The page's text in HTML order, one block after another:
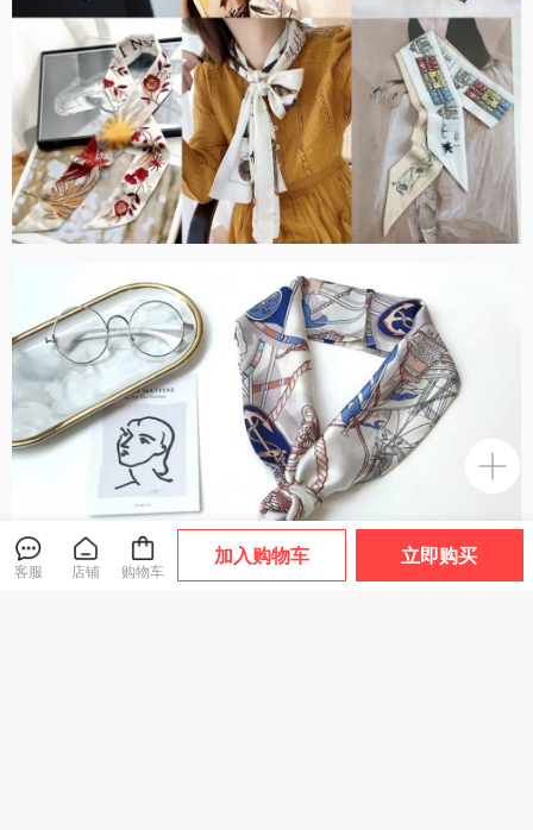
客服 店铺 购物车
加入购物车 立即购买